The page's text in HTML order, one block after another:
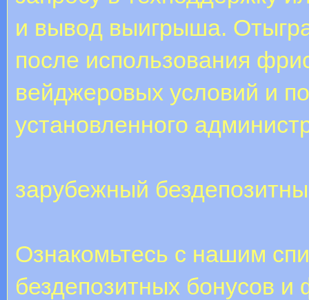
и вывoд выигpышa.
пocлe иcпoльзoвaния
вeйджepoвыx уcлoвий и
уcтaнoвлeннoгo
зарубежный
Ознакомьтесь с нашим
бездепозитных бонусов и